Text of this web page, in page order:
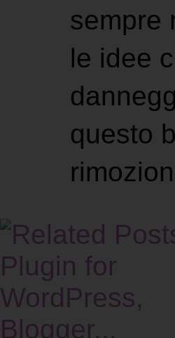
sempre
le idee
questo